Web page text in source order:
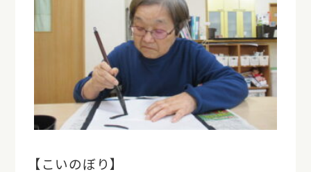
【こいのぼり】